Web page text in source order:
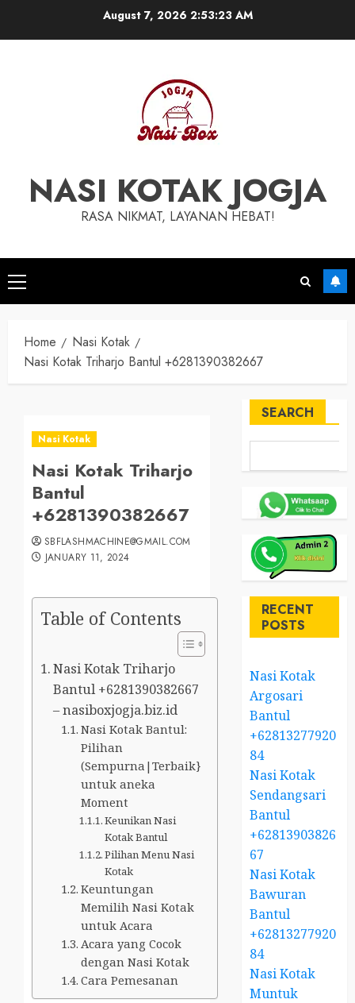
August 7, 2026 2:53:24 AM
NASI KOTAK JOGJA
RASA NIKMAT, LAYANAN HEBAT!
Primary
Menu
Home
Nasi Kotak
Nasi Kotak Triharjo Bantul +6281390382667
Nasi Kotak
Nasi Kotak Triharjo
Bantul
+6281390382667
SBFLASHMACHINE@GMAIL.COM
JANUARY 11, 2024
Table of Contents
Nasi Kotak Triharjo
Bantul +6281390382667
– nasiboxjogja.biz.id
Nasi Kotak Bantul:
Pilihan
(Sempurna|Terbaik}
untuk aneka
Moment
Keunikan Nasi
Kotak Bantul
Pilihan Menu Nasi
Kotak
Keuntungan
Memilih Nasi Kotak
untuk Acara
Acara yang Cocok
dengan Nasi Kotak
Cara Pemesanan
SEARCH
RECENT
POSTS
Nasi Kotak
Argosari
Bantul
+62813277920
84
Nasi Kotak
Sendangsari
Bantul
+62813903826
67
Nasi Kotak
Bawuran
Bantul
+62813277920
84
Nasi Kotak
Muntuk